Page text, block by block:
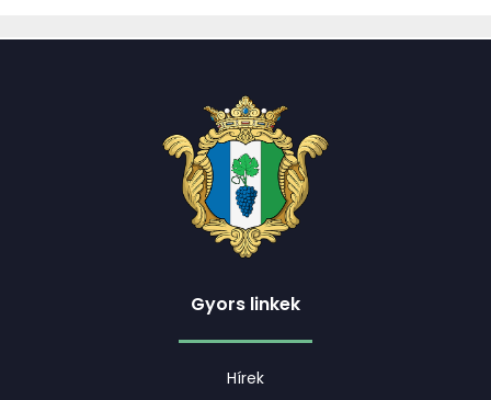
Gyors linkek
Hírek